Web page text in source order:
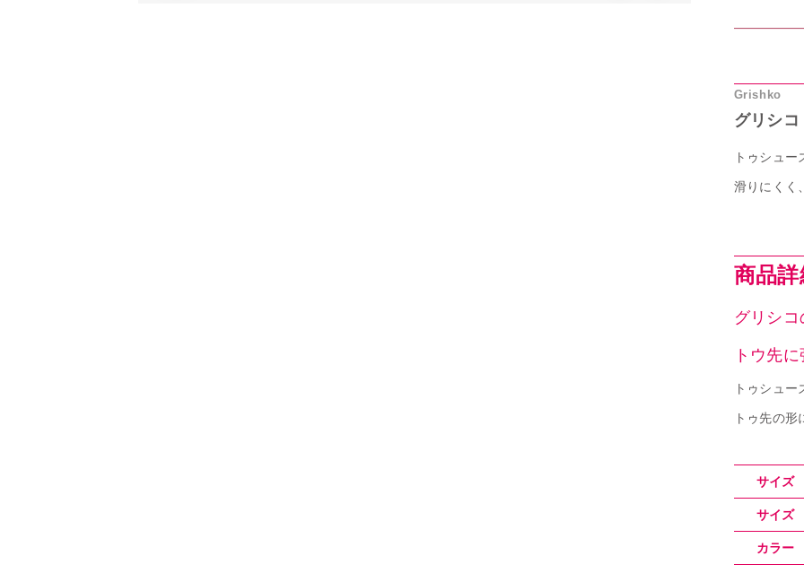
Grishko
グリシ
トゥシュ
滑りにくく
商品
グリシ
トウ先
トゥシュ
トゥ先の
サイズ
サイズ
カラー